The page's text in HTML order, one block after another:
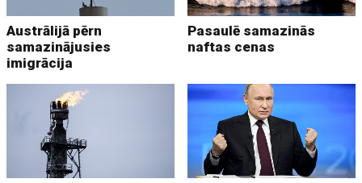
Austrālijā pērn
samazinājusies
imigrācija
Pasaulē samazinās
naftas cenas